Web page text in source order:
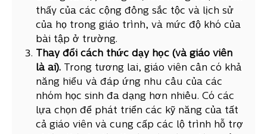
thấy của các cộng đồng sắc tộc và lịch sử
của họ trong giáo trình, và mức độ khó của
bài tập ở trường.
Thay đổi cách thức dạy học (và giáo viên
là ai). Trong tương lai, giáo viên cần có khả
năng hiểu và đáp ứng nhu cầu của các
nhóm học sinh đa dạng hơn nhiều. Có các
lựa chọn để phát triển các kỹ năng của tất
cả giáo viên và cung cấp các lộ trình hỗ trợ